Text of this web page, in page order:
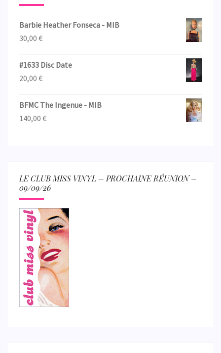
Barbie Heather Fonseca - MIB
30,00 €
#1633 Disc Date
20,00 €
BFMC The Ingenue - MIB
140,00 €
LE CLUB MISS VINYL – PROCHAINE RÉUNION –
09/09/26